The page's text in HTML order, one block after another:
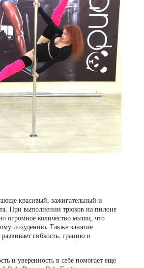
красивый, зажигательный и
При выполнении трюков на пилоне
огромное количество мышц, что
похудению. Также занятие
гибкость, грацию и
и уверенность в себе помогает еще